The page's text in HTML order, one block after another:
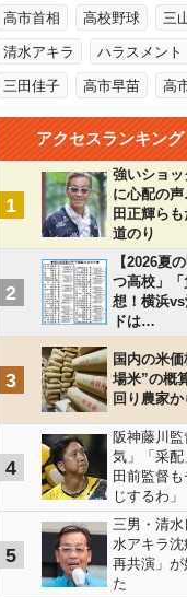
高市首相 高校野球 三
清水アキラ ハラスメント
三田佳子 高市早苗 高
アクセスランキング
1
強いショ
に心配の
田正輝ら
道のり
2
【2026夏
つ高校」
想！横浜
ドは…
3
国内の米
場米”の概
回り農家
4
阪神藤川
気」「采
田前監督
じするわ」
5
三男・清
水アキラ
再共演」が
た